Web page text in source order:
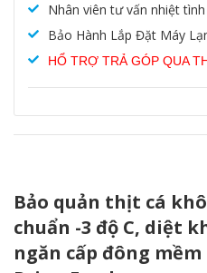
Nhân viên tư vấn nhiệt tình
Bảo Hành Lắp Đặt Máy
HỔ TRỢ TRẢ GÓP QUA
Bảo quản thịt cá
chuẩn -3 độ C, diệt
ngăn cấp đông